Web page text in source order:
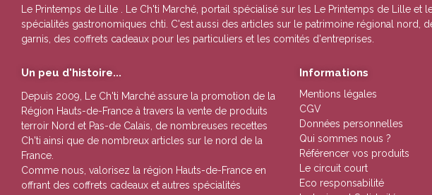
Le Printemps de Lille . Le Ch'ti Marché, portail spécialisé sur les Le Printemps de Lille et
spécialités gastronomiques chti. C'est aussi des articles sur le patrimoine régional
garnis, des coffrets cadeaux pour les particuliers et les comités d'entreprises.
Un peu d'histoire...
Depuis 2009, Le Ch'ti Marché assure la promotion de la
Région Hauts-de-France à travers la vente de produits
terroir Nord et Pas-de Calais , de nombreuses recettes
Ch'ti ainsi que de nombreux articles sur le nord de la
France.
Comme nous, valorisez la région Hauts-de-France en
offrant des coffrets cadeaux et autres spécialités
Informations
Mentions légales
CGV
Données personnelles
Qui sommes nous ?
Référencer vos produits
Le circuit court
Eco responsabilité